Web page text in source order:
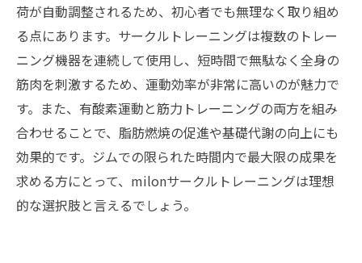
のジムトレーニングを最大化しよう
荷が自動調整されるため、初心者でも無理なく取り組め
る点にあります。サークルトレーニングは複数のトレー
ニング機器を連続して使用し、短時間で無駄なく全身の
筋肉を刺激するため、運動効率が非常に高いのが魅力で
す。また、有酸素運動と筋力トレーニングの両方を組み
合わせることで、脂肪燃焼の促進や基礎代謝の向上にも
効果的です。ジムでの限られた時間内で最大限の成果を
求める方にとって、milonサークルトレーニングは理想
的な選択肢と言えるでしょう。